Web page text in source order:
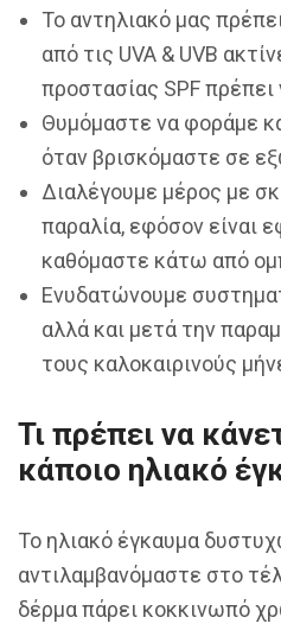
Το αντηλιακό μας
από τις UVA & UVB
προστασίας SPF πρέπει
Θυμόμαστε να φοράμε
όταν βρισκόμαστε σε
Διαλέγουμε μέρος με
παραλία, εφόσον είναι
καθόμαστε κάτω από
Ενυδατώνουμε
αλλά και μετά την
τους καλοκαιρινούς
Τι πρέπει να
κάποιο ηλιακό
Το ηλιακό έγκαυμα
αντιλαμβανόμαστε στο
δέρμα πάρει κοκκινωπό